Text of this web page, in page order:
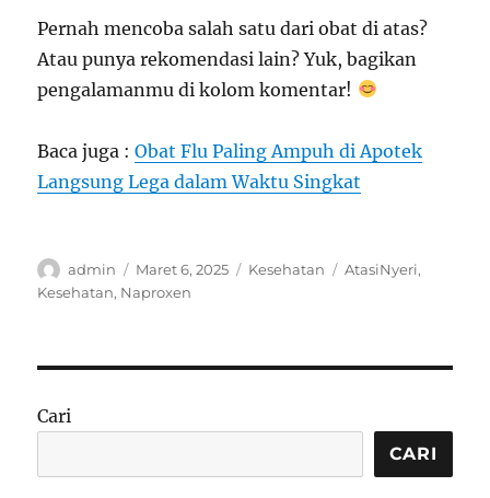
Pernah mencoba salah satu dari obat di atas?
Atau punya rekomendasi lain? Yuk, bagikan
pengalamanmu di kolom komentar!
Baca juga :Obat Flu Paling Ampuh di Apotek
Langsung Lega dalam Waktu Singkat
Author
admin
Posted
on
Maret 6, 2025 Categories
Kesehatan Tags
AtasiNyeri,
Kesehatan, Naproxen
Cari
CARI